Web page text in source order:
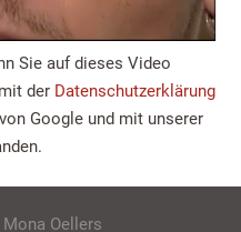
Sie auf dieses Video
der Datenschutzerklärung
Google und mit unserer
Oellers